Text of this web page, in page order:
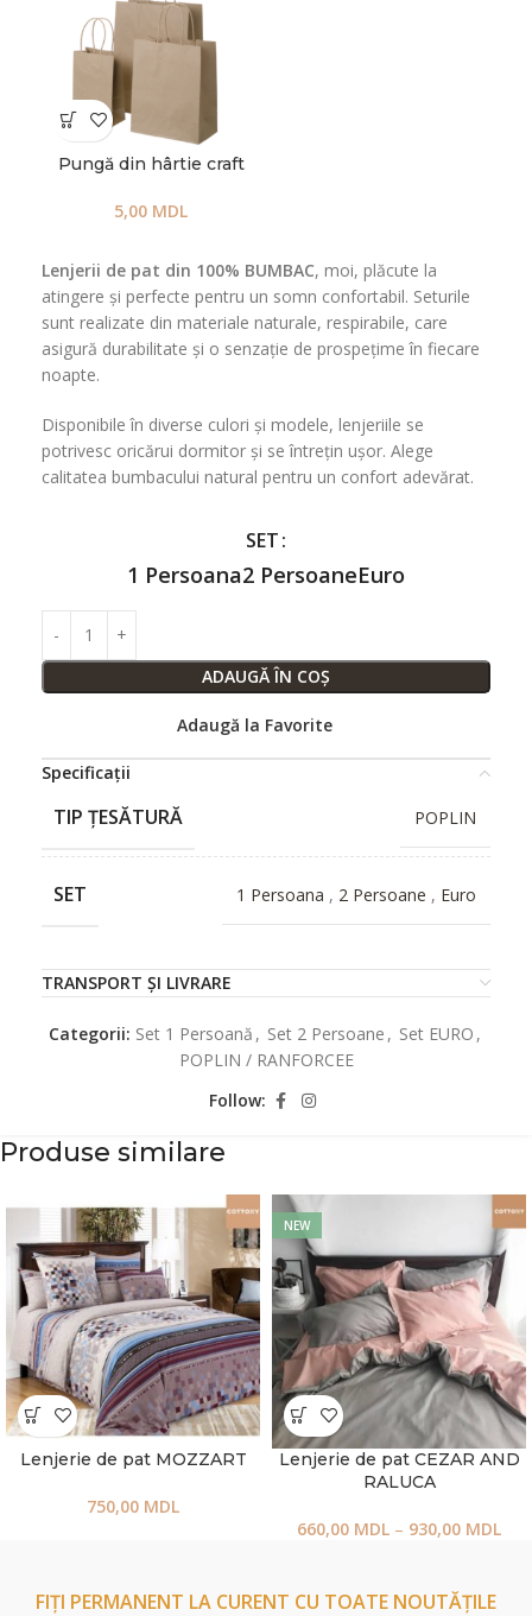
Pungă din hârtie craft
5,00 MDL
Lenjerii de pat din 100% BUMBAC, moi, plăcute la
atingere și perfecte pentru un somn confortabil. Seturile
sunt realizate din materiale naturale, respirabile, care
asigură durabilitate și o senzație de prospețime în fiecare
noapte.
Disponibile în diverse culori și modele, lenjeriile se
potrivesc oricărui dormitor și se întrețin ușor. Alege
calitatea bumbacului natural pentru un confort adevărat.
SET
1 Persoana2 PersoaneEuro
ADAUGĂ ÎN COȘ
Adaugă la Favorite
Specificații
TIP ȚESĂTURĂ POPLIN
SET 1 Persoana , 2 Persoane , Euro
TRANSPORT ȘI LIVRARE
Categorii: Set 1 Persoană , Set 2 Persoane , Set EURO ,
POPLIN / RANFORCEE
Follow:
Produse similare
Lenjerie de pat MOZZART
750,00 MDL
NEW
Lenjerie de pat CEZAR AND
RALUCA
660,00 MDL – 930,00 MDL
FIȚI PERMANENT LA CURENT CU TOATE NOUTĂȚILE